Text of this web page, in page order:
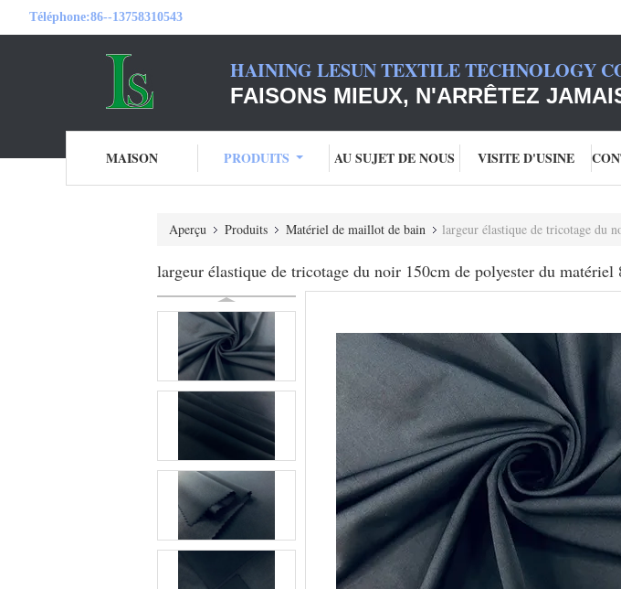
Téléphone:86--13758310543
HAINING LESUN TEXTILE TECHNOLOGY
FAISONS MIEUX, N'ARRÊTEZ
MAISON PRODUITS AU SUJET DE NOUS VISITE D'USINE
Aperçu Produits Matériel de maillot de bain largeur élastique de tricotage du
largeur élastique de tricotage du noir 150cm de polyester du